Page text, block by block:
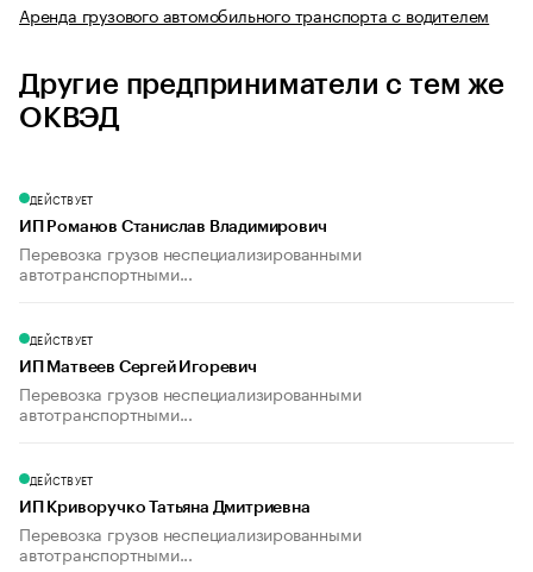
Аренда грузового автомобильного транспорта с водителем
Другие предприниматели с тем же
ОКВЭД
ДЕЙСТВУЕТ
ИП Романов Станислав Владимирович
Перевозка грузов неспециализированными
автотранспортными...
ДЕЙСТВУЕТ
ИП Матвеев Сергей Игоревич
Перевозка грузов неспециализированными
автотранспортными...
ДЕЙСТВУЕТ
ИП Криворучко Татьяна Дмитриевна
Перевозка грузов неспециализированными
автотранспортными...